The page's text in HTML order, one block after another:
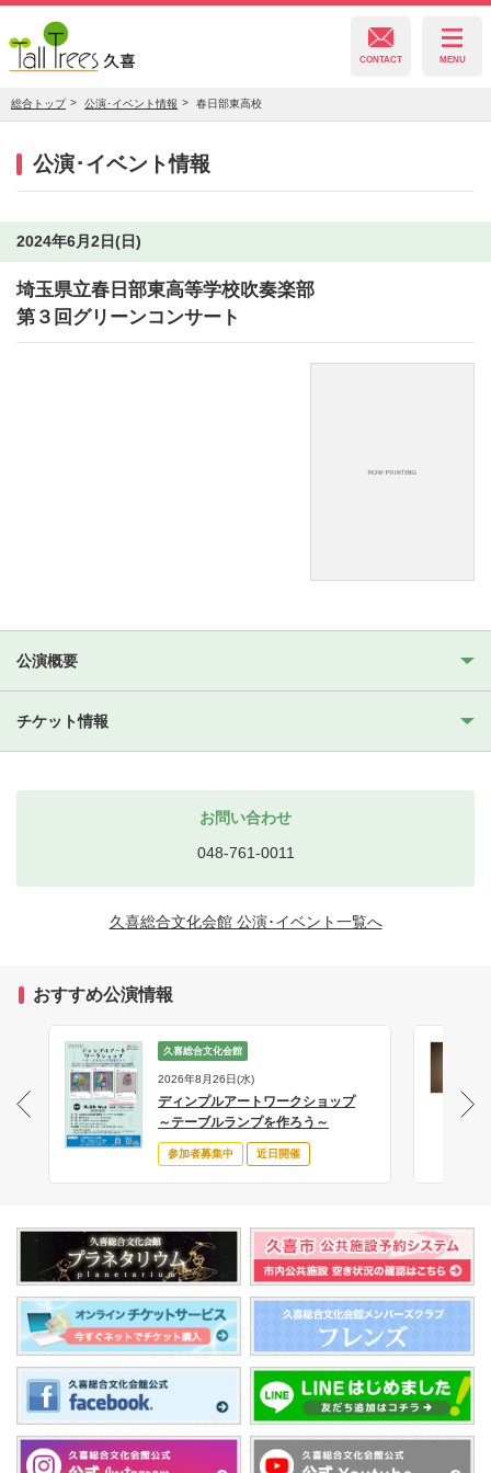
MENU
CONTACT
総合トップ 公演･イベント情報 春日部東高校
公演･イベント情報
2024年6月2日(日)
埼玉県立春日部東高等学校吹奏楽部
第３回グリーンコンサート
公演概要
チケット情報
お問い合わせ
048-761-0011
久喜総合文化会館 公演･イベント一覧へ
おすすめ公演情報
久喜総合文化会館
2026年8月26日(水)
ディンプルアートワークショップ
～テーブルランプを作ろう～
参加者募集中 近日開催
久喜総合文化会館
栗橋文化会館